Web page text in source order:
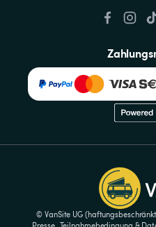
© VanSite UG